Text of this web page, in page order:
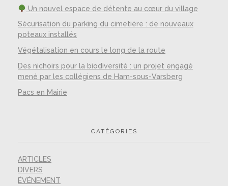
Un nouvel espace de détente au cœur du village
Sécurisation du parking du cimetière : de nouveaux
poteaux installés
Végétalisation en cours le long de la route
Des nichoirs pour la biodiversité : un projet engagé
mené par les collégiens de Ham-sous-Varsberg
Pacs en Mairie
CATÉGORIES
ARTICLES
DIVERS
ÉVÉNEMENT